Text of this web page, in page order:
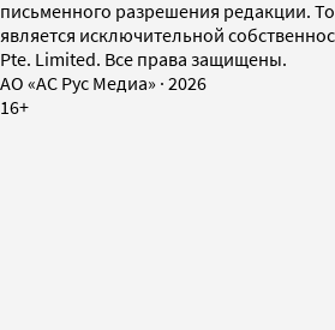
письменного разрешения редакции.
является исключительной
Pte. Limited. Все права защищены.
AO «АС Рус Медиа» · 2026
16+